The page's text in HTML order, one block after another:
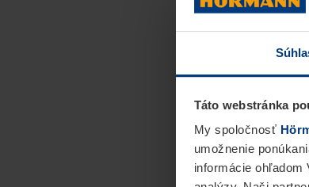
Táto webstránka
My spoločnosť
umožnenie
informácie ohľadom